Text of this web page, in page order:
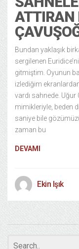
ATTIRAN
Bundan yaklaşık
sergilenen
gitmiştim. Oyunun
izlediğim
vardı sahnede.
mimikleriyle, beden
saniye bile
zaman bu
DEVAMI
Ekin Işık